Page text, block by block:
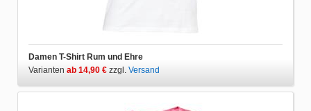
Damen T-Shirt Rum und Ehre
Varianten ab 14,90 € zzgl. Versand